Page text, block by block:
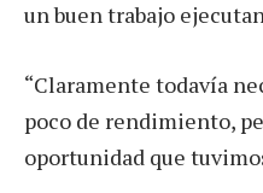
un buen trabajo
“Claramente todavía
poco de rendimiento,
oportunidad que